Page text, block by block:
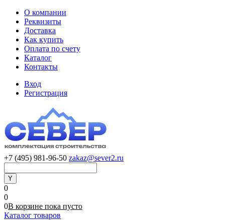
О компании
Реквизиты
Доставка
Как купить
Оплата по счету
Каталог
Контакты
Вход
Регистрация
+7 (495) 981-96-50 zakaz@sever2.ru
0
0
0В корзине пока пусто
Каталог товаров